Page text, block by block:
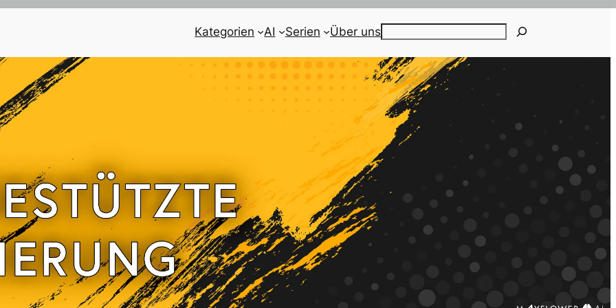
Kategorien AI Serien Über uns